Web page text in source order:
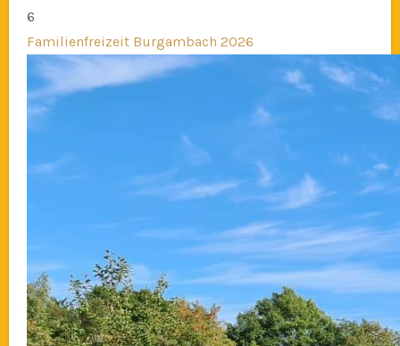
6
Familienfreizeit Burgambach 2026